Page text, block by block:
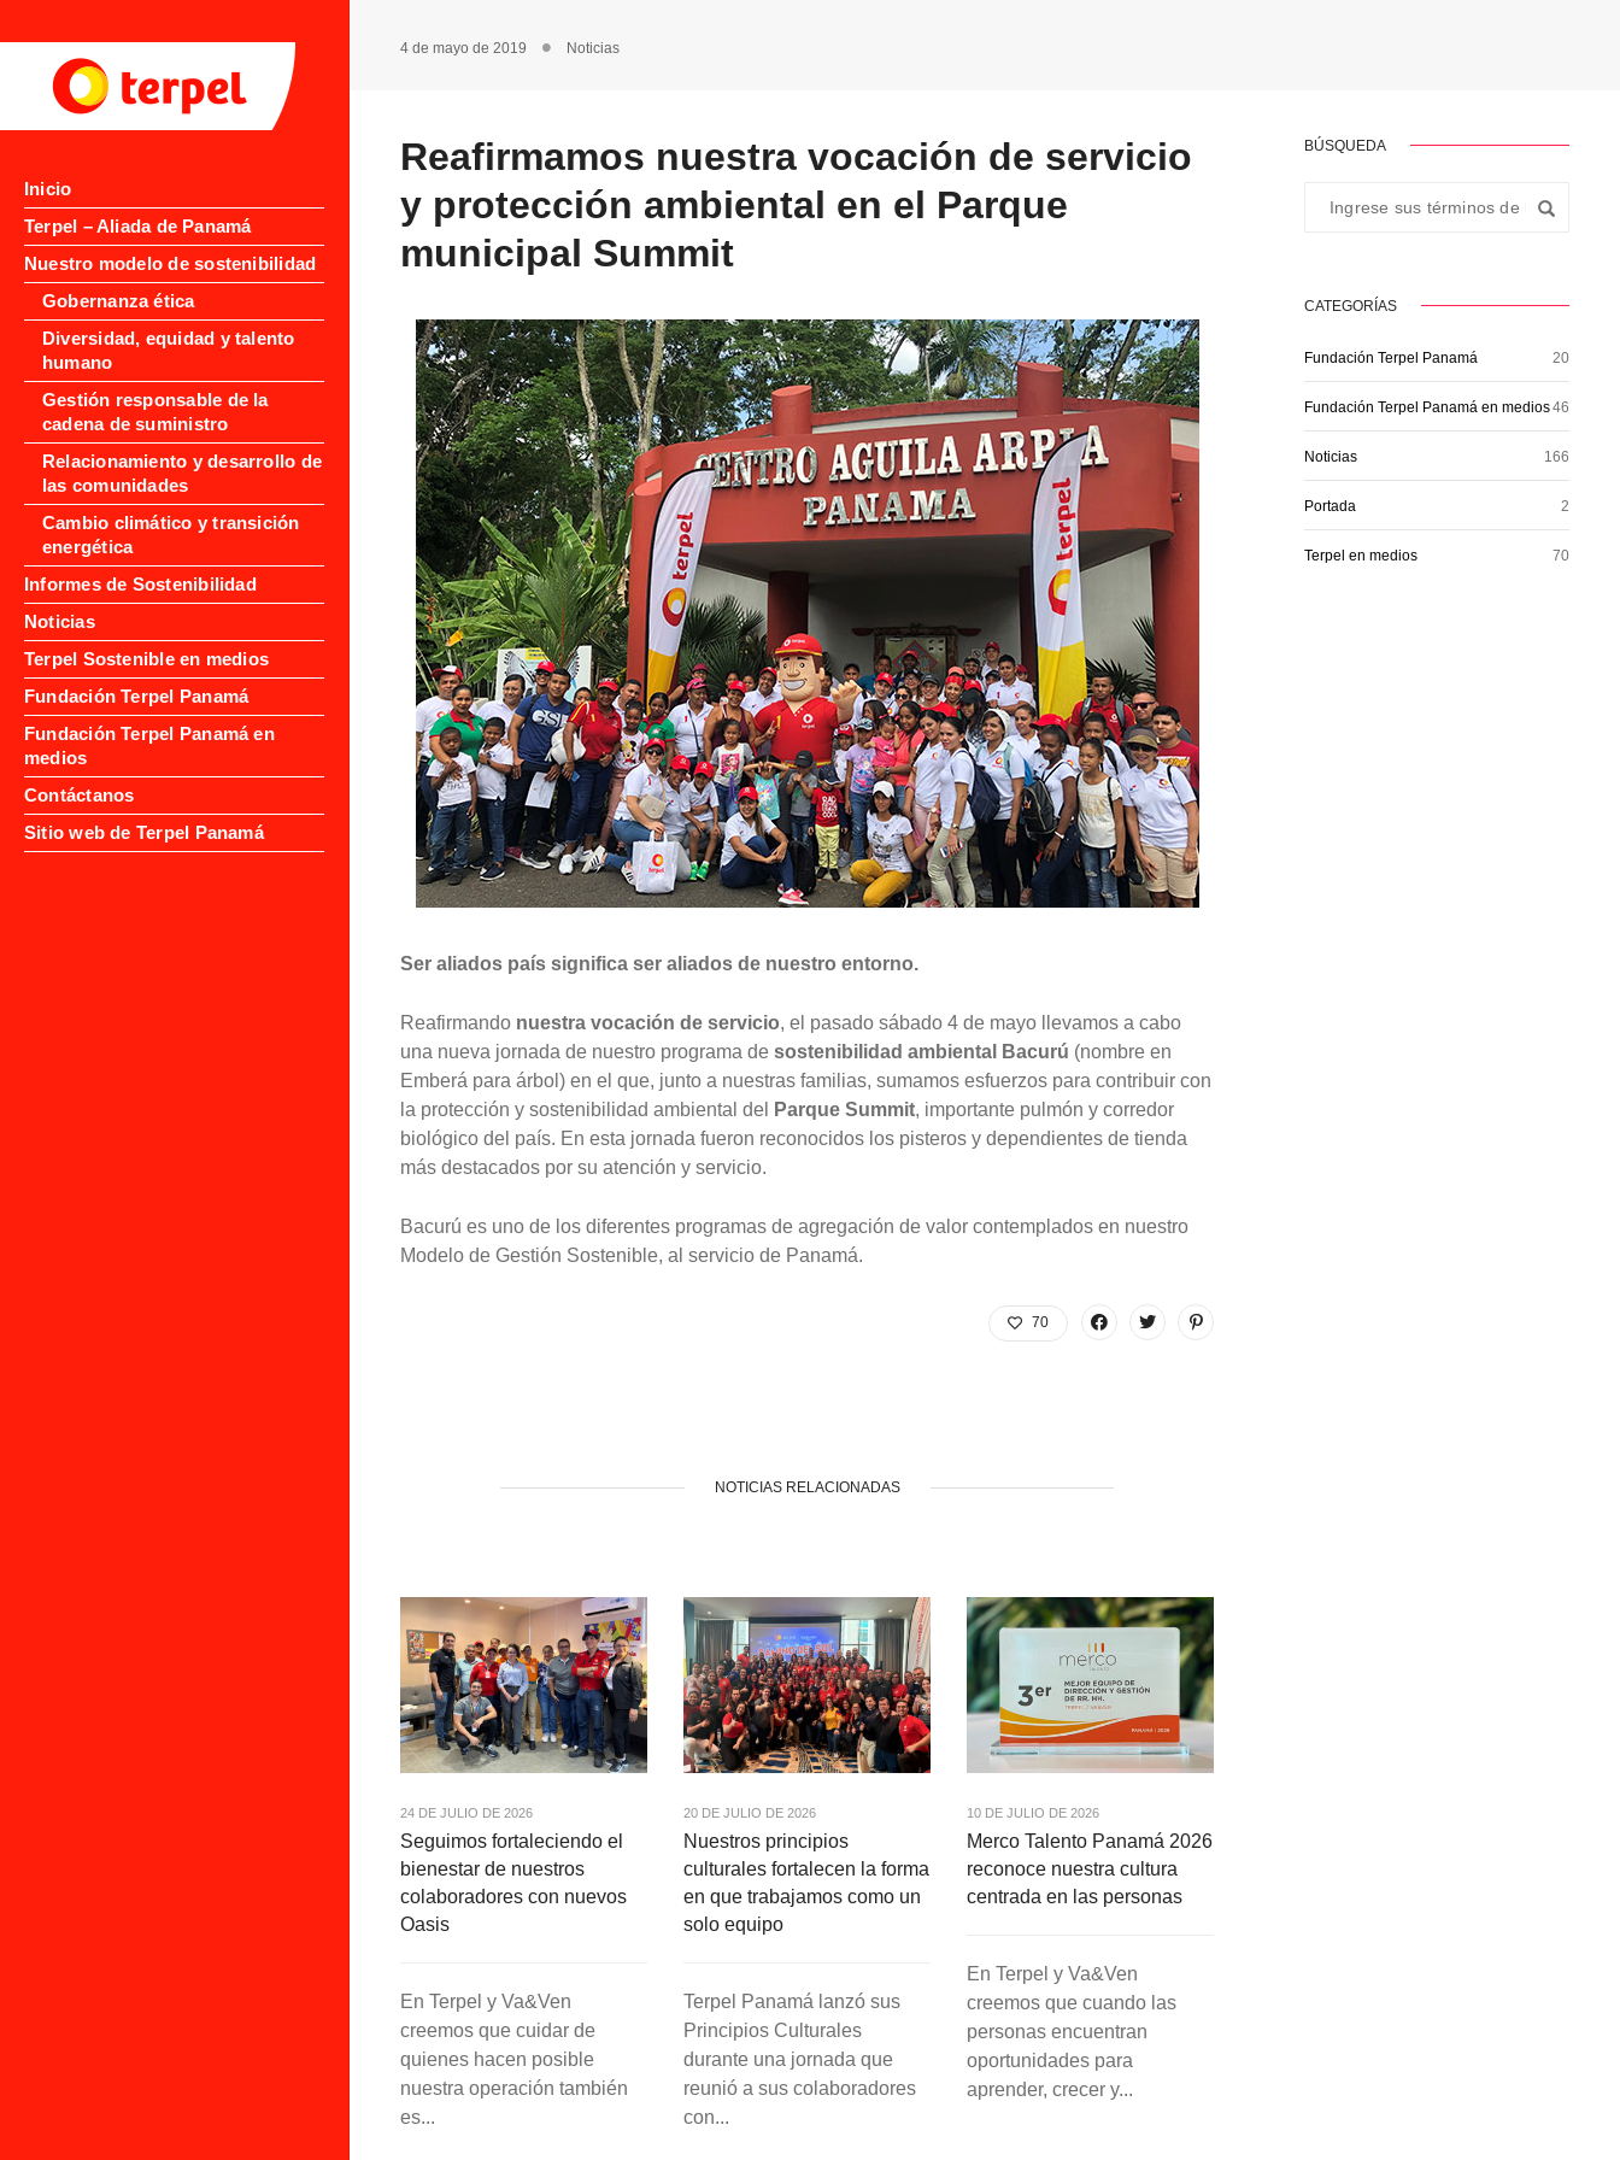
Inicio
Terpel – Aliada de Panamá
Nuestro modelo de sostenibilidad
Gobernanza ética
Diversidad, equidad y talento
humano
Gestión responsable de la
cadena de suministro
Relacionamiento y desarrollo de
las comunidades
Cambio climático y transición
energética
Informes de Sostenibilidad
Noticias
Terpel Sostenible en medios
Fundación Terpel Panamá
Fundación Terpel Panamá en
medios
Contáctanos
Sitio web de Terpel Panamá
4 de mayo de 2019 Noticias
Reafirmamos nuestra vocación de servicio
y protección ambiental en el Parque
municipal Summit
Ser aliados país significa ser aliados de nuestro entorno.
Reafirmando nuestra vocación de servicio, el pasado sábado 4 de mayo llevamos a cabo
una nueva jornada de nuestro programa de sostenibilidad ambiental Bacurú (nombre en
Emberá para árbol) en el que, junto a nuestras familias, sumamos esfuerzos para contribuir con
la protección y sostenibilidad ambiental del
Parque Summit, importante pulmón y corredor
biológico del país. En esta jornada fueron reconocidos los pisteros y dependientes de tienda
más destacados por su atención y servicio.
Bacurú es uno de los diferentes programas de agregación de valor contemplados en nuestro
Modelo de Gestión Sostenible, al servicio de Panamá.
70
NOTICIAS RELACIONADAS
24 DE JULIO DE 2026
Seguimos fortaleciendo el
bienestar de nuestros
colaboradores con nuevos
Oasis
En Terpel y Va&Ven
creemos que cuidar de
quienes hacen posible
nuestra operación también
es...
20 DE JULIO DE 2026
Nuestros principios
culturales fortalecen la forma
en que trabajamos como un
solo equipo
Terpel Panamá lanzó sus
Principios Culturales
durante una jornada que
reunió a sus colaboradores
con...
10 DE JULIO DE 2026
Merco Talento Panamá 2026
reconoce nuestra cultura
centrada en las personas
En Terpel y Va&Ven
creemos que cuando las
personas encuentran
oportunidades para
aprender, crecer y...
BÚSQUEDA
CATEGORÍAS
Fundación Terpel Panamá 20
Fundación Terpel Panamá en medios46
Noticias 166
Portada 2
Terpel en medios 70